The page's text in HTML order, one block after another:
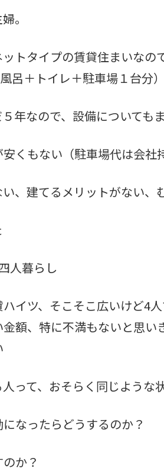
。
トタイプの賃貸住まいなの
呂＋トイレ＋駐車場１台分）
年なので、設備についても
くもない（駐車場代は会社
、建てるメリットがない、
人暮らし
ハイツ、そこそこ広いけど4
額、特に不満もないと思い
って、おそらく同じような
なったらどうするのか？
か？